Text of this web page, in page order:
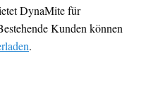
DynaMite für
Kunden können
.